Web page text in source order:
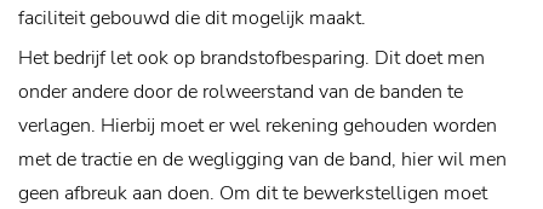
faciliteit gebouwd die dit mogelijk maakt.
Het bedrijf let ook op brandstofbesparing. Dit doet men
onder andere door de rolweerstand van de banden te
verlagen. Hierbij moet er wel rekening gehouden worden
met de tractie en de wegligging van de band, hier wil men
geen afbreuk aan doen. Om dit te bewerkstelligen moet